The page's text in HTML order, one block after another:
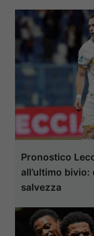
Pronostico
all’ultimo
salvezza